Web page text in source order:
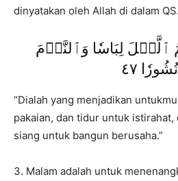
dinyatakan oleh Allah di dalam
ٱلَّيۡلَ لِبَاسٗا وَٱلنَّوۡمَ
٤٧
“Dialah yang menjadikan
pakaian, dan tidur untuk istirahat,
siang untuk bangun berusaha.”
3. Malam adalah untuk